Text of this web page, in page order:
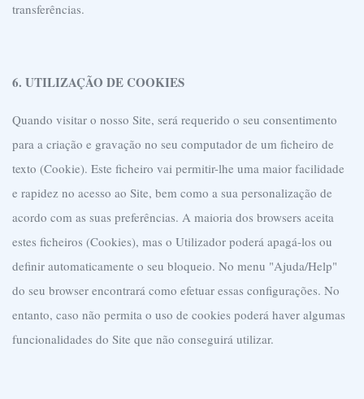
transferências.
6. UTILIZAÇÃO DE COOKIES
Quando visitar o nosso Site, será requerido o seu consentimento
para a criação e gravação no seu computador de um ficheiro de
texto (Cookie). Este ficheiro vai permitir-lhe uma maior facilidade
e rapidez no acesso ao Site, bem como a sua personalização de
acordo com as suas preferências. A maioria dos browsers aceita
estes ficheiros (Cookies), mas o Utilizador poderá apagá-los ou
definir automaticamente o seu bloqueio. No menu "Ajuda/Help"
do seu browser encontrará como efetuar essas configurações. No
entanto, caso não permita o uso de cookies poderá haver algumas
funcionalidades do Site que não conseguirá utilizar.